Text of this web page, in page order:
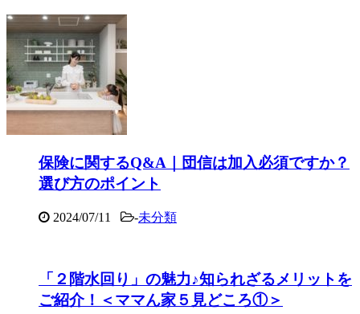
保険に関するQ&A｜団信は加入必須ですか？
選び方のポイント
2024/07/11 -未分類
「２階水回り」の魅力♪知られざるメリットを
ご紹介！＜ママん家５見どころ①＞